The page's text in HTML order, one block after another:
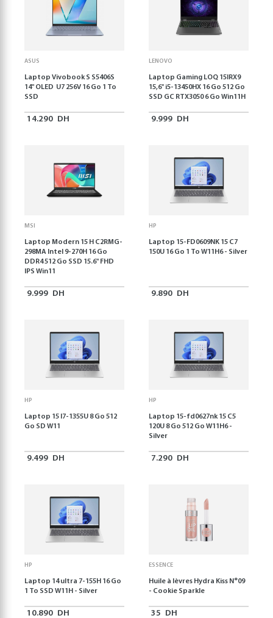
ASUS
Laptop Vivobook S S5406S
14" OLED U7 256V 16 Go 1 To
SSD
14.290 DH
LENOVO
Laptop Gaming LOQ 15IRX9
15,6'' i5-13450HX 16 Go 512 Go
SSD GC RTX3050 6 Go Win11H
9.999 DH
MSI
Laptop Modern 15 H C2RMG-
298MA Intel 9-270H 16 Go
DDR4 512 Go SSD 15.6" FHD
IPS Win11
9.999 DH
HP
Laptop 15-FD0609NK 15 C7
150U 16 Go 1 To W11H6 - Silver
9.890 DH
HP
Laptop 15 I7-1355U 8 Go 512
Go SD W11
9.499 DH
HP
Laptop 15-fd0627nk 15 C5
120U 8 Go 512 Go W11H6 -
Silver
7.290 DH
HP
Laptop 14 ultra 7-155H 16 Go
1 To SSD W11H - Silver
10.890 DH
ESSENCE
Huile à lèvres Hydra Kiss N°09
- Cookie Sparkle
35 DH